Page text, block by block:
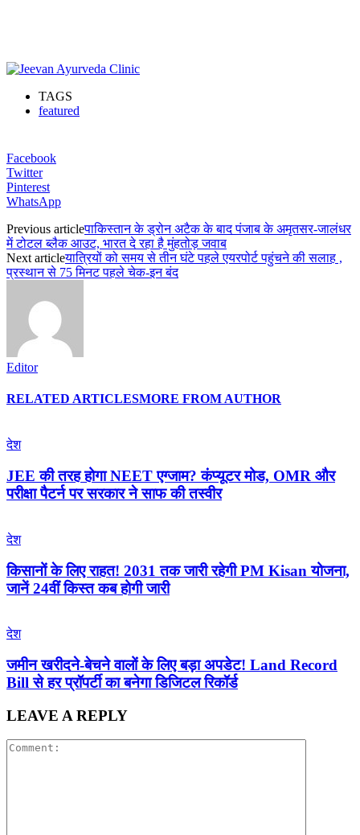
TAGS
featured
Facebook
Twitter
Pinterest
WhatsApp
Previous articleपाकिस्तान के ड्रोन अटैक के बाद पंजाब के अमृतसर-जालंधर
में टोटल ब्लैक आउट, भारत दे रहा है मुंहतोड़ जवाब
Next articleयात्रियों को समय से तीन घंटे पहले एयरपोर्ट पहुंचने की सलाह ,
प्रस्थान से 75 मिनट पहले चेक-इन बंद
Editor
RELATED ARTICLESMORE FROM AUTHOR
देश
JEE की तरह होगा NEET एग्जाम? कंप्यूटर मोड, OMR और
परीक्षा पैटर्न पर सरकार ने साफ की तस्वीर
देश
किसानों के लिए राहत! 2031 तक जारी रहेगी PM Kisan योजना,
जानें 24वीं किस्त कब होगी जारी
देश
जमीन खरीदने-बेचने वालों के लिए बड़ा अपडेट! Land Record
Bill से हर प्रॉपर्टी का बनेगा डिजिटल रिकॉर्ड
LEAVE A REPLY